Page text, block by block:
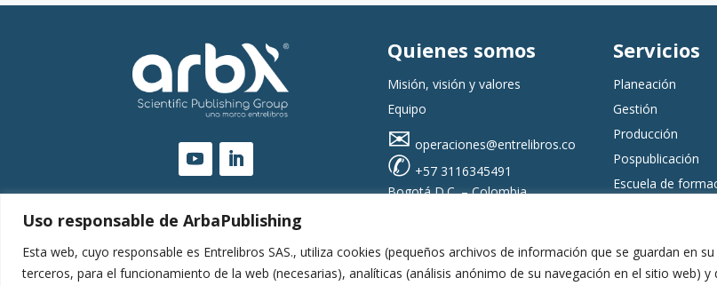
Uso responsable de ArbaPublishing
Esta web, cuyo responsable es Entrelibros SAS., utiliza cookies (pequeños archivos de información que se guardan en
terceros, para el funcionamiento de la web (necesarias), analíticas (análisis anónimo de su navegación en el sitio web) y
Quienes somos
Misión, visión y valores
Equipo
✉ operaciones@entrelibros.co
✆ +57 3116345491
Bogotá D.C. – Colombia
Servicios
Planeación
Gestión
Producción
Pospublicación
Escuela de
EntrelibrosCopyright © 2023